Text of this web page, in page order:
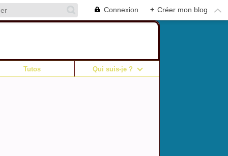
Connexion + Créer mon blog
Tutos Qui suis-je ?